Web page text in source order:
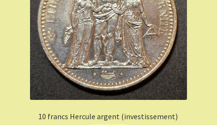
10 francs Hercule argent (investissement)